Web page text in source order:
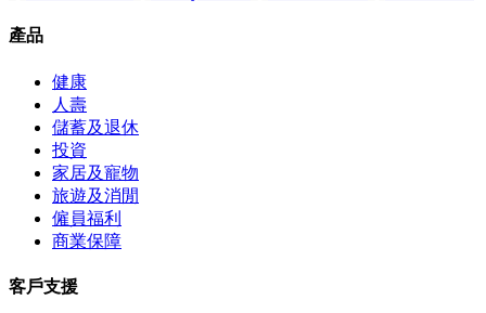
產品
健康
人壽
儲蓄及退休
投資
家居及寵物
旅遊及消閒
僱員福利
商業保障
客戶支援